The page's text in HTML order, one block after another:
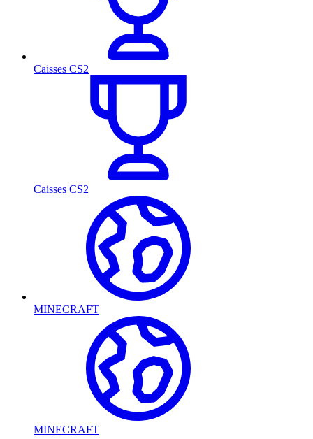
Caisses CS2
Caisses CS2
MINECRAFT
MINECRAFT